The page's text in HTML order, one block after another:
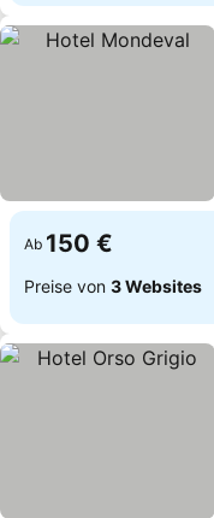
Ab 150 €
Preise von 3 Websites